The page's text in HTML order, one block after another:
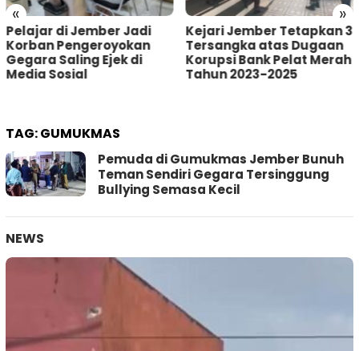
« »
Kejari Jember Tetapkan 3
Tersangka atas Dugaan
Korupsi Bank Pelat Merah
Tahun 2023-2025
Pria Asal Lumajang
Tertangkap Warga
Sumberbaru Jember
saat akan Curi Kotak
TAG:GUMUKMAS
Pemuda di Gumukmas Jember Bunuh
Teman Sendiri Gegara Tersinggung
Bullying Semasa Kecil
NEWS